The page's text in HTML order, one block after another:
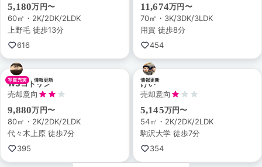
5,180万円〜
60㎡・2K/2DK/2LDK
上野毛 徒歩13分
616
11,674万円〜
70㎡・3K/3DK/3LDK
用賀 徒歩8分
454
WSコトリン
売却意向
9,880万円〜
80㎡・2K/2DK/2LDK
代々木上原 徒歩7分
395
けい
売却意向
5,145万円〜
54㎡・2K/2DK/2LDK
駒沢大学 徒歩7分
354